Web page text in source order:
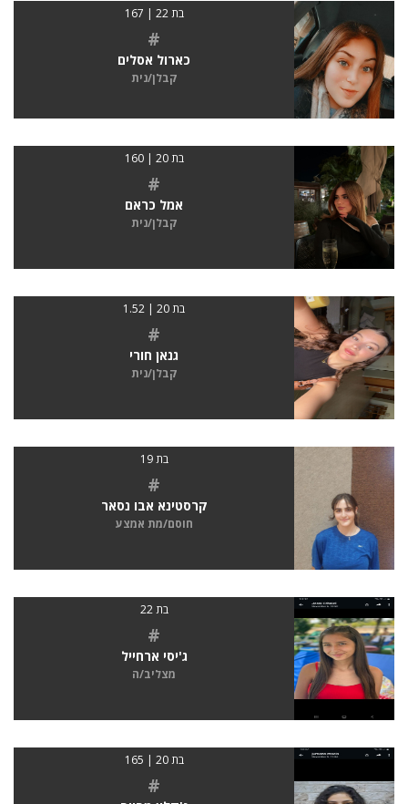
בת 22 | 167
#
כארול אסלים
קבלן/נית
בת 20 | 160
#
אמל כראם
קבלן/נית
בת 20 | 1.52
#
גנאן חורי
קבלן/נית
בת 19
#
קרסטינא אבו נסאר
חוסם/מת אמצע
בת 22
#
ג'יסי ארחייל
מצליב/ה
בת 20 | 165
#